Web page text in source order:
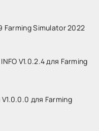
Farming Simulator 2022
V1.0.2.4 для Farming
для Farming